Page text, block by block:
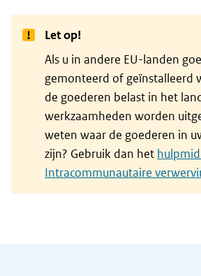
Let op!
Als u in andere EU-landen
gemonteerd of geïnstalleerd
de goederen belast in het
werkzaamheden worden
weten waar de goederen in
zijn? Gebruik dan het
Intracommunautaire